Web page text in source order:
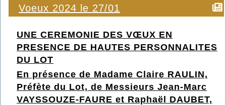
Voeux 2024 le 27/01
UNE CEREMONIE DES VŒUX EN
PRESENCE DE HAUTES PERSONNALITES
DU LOT
En présence de Madame Claire RAULIN,
Préfète du Lot, de Messieurs Jean-Marc
VAYSSOUZE-FAURE et Raphaël DAUBET,